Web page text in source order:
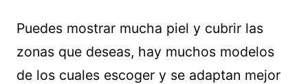
Puedes mostrar mucha piel y cubrir las
zonas que deseas, hay muchos modelos
de los cuales escoger y se adaptan mejor